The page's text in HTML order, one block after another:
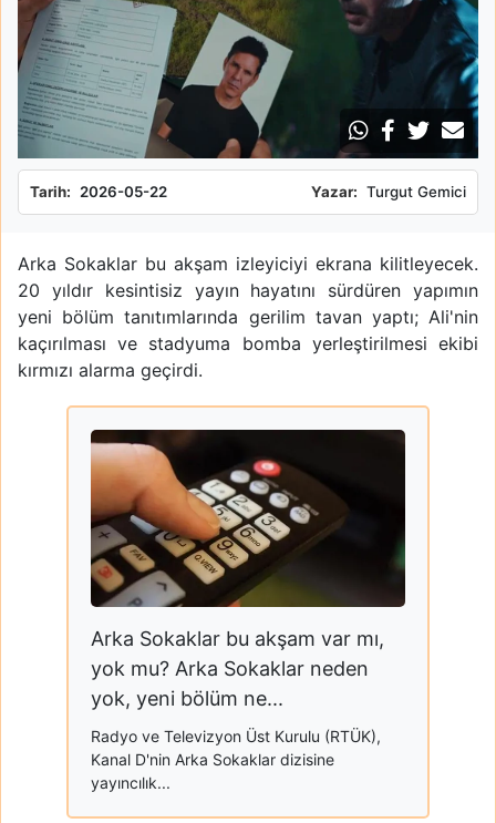
Tarih: 2026-05-22 Yazar: Turgut Gemici
Arka Sokaklar bu akşam izleyiciyi ekrana kilitleyecek.
20 yıldır kesintisiz yayın hayatını sürdüren yapımın
yeni bölüm tanıtımlarında gerilim tavan yaptı; Ali'nin
kaçırılması ve stadyuma bomba yerleştirilmesi ekibi
kırmızı alarma geçirdi.
Arka Sokaklar bu akşam var mı,
yok mu? Arka Sokaklar neden
yok, yeni bölüm ne...
Radyo ve Televizyon Üst Kurulu (RTÜK),
Kanal D'nin Arka Sokaklar dizisine
yayıncılık...